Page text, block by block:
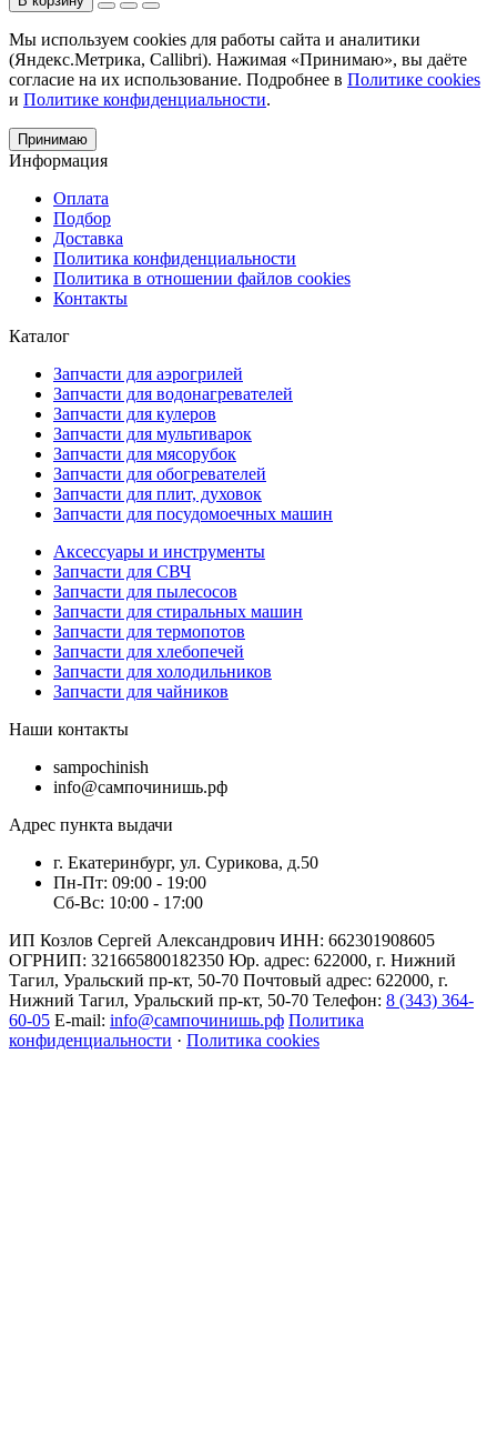
Мы используем cookies для работы сайта и аналитики
(Яндекс.Метрика, Callibri). Нажимая «Принимаю», вы даёте
согласие на их использование. Подробнее в Политике cookies
и Политике конфиденциальности.
Принимаю
Информация
Оплата
Подбор
Доставка
Политика конфиденциальности
Политика в отношении файлов cookies
Контакты
Каталог
Запчасти для аэрогрилей
Запчасти для водонагревателей
Запчасти для кулеров
Запчасти для мультиварок
Запчасти для мясорубок
Запчасти для обогревателей
Запчасти для плит, духовок
Запчасти для посудомоечных машин
Аксессуары и инструменты
Запчасти для СВЧ
Запчасти для пылесосов
Запчасти для стиральных машин
Запчасти для термопотов
Запчасти для хлебопечей
Запчасти для холодильников
Запчасти для чайников
Наши контакты
sampochinish
info@сампочинишь.рф
Адрес пункта выдачи
г. Екатеринбург, ул. Сурикова, д.50
Пн-Пт: 09:00 - 19:00
Сб-Вс: 10:00 - 17:00
ИП Козлов Сергей Александрович ИНН: 662301908605
ОГРНИП: 321665800182350 Юр. адрес: 622000, г. Нижний
Тагил, Уральский пр-кт, 50-70 Почтовый адрес: 622000, г.
Нижний Тагил, Уральский пр-кт, 50-70 Телефон: 8 (343) 364-
60-05 E-mail: info@сампочинишь.рф Политика
конфиденциальности · Политика cookies